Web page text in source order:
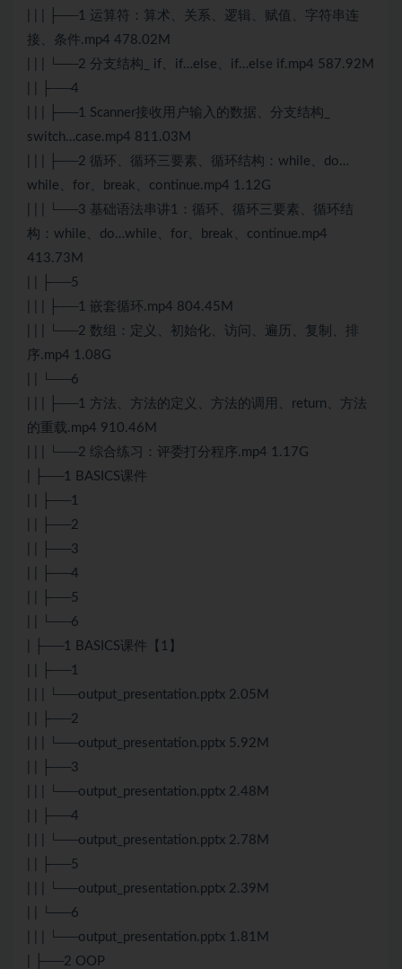
| | | ├──1 运算符：算术、关系、逻辑、赋值、字符串连
接、条件.mp4 478.02M
| | | └──2 分支结构_ if、if…else、if…else if.mp4 587.92M
| | ├──4
| | | ├──1 Scanner接收用户输入的数据、分支结构_
switch…case.mp4 811.03M
| | | ├──2 循环、循环三要素、循环结构：while、do…
while、for、break、continue.mp4 1.12G
| | | └──3 基础语法串讲1：循环、循环三要素、循环结
构：while、do…while、for、break、continue.mp4
413.73M
| | ├──5
| | | ├──1 嵌套循环.mp4 804.45M
| | | └──2 数组：定义、初始化、访问、遍历、复制、排
序.mp4 1.08G
| | └──6
| | | ├──1 方法、方法的定义、方法的调用、return、方法
的重载.mp4 910.46M
| | | └──2 综合练习：评委打分程序.mp4 1.17G
| ├──1 BASICS课件
| | ├──1
| | ├──2
| | ├──3
| | ├──4
| | ├──5
| | └──6
| ├──1 BASICS课件【1】
| | ├──1
| | | └──output_presentation.pptx 2.05M
| | ├──2
| | | └──output_presentation.pptx 5.92M
| | ├──3
| | | └──output_presentation.pptx 2.48M
| | ├──4
| | | └──output_presentation.pptx 2.78M
| | ├──5
| | | └──output_presentation.pptx 2.39M
| | └──6
| | | └──output_presentation.pptx 1.81M
| ├──2 OOP